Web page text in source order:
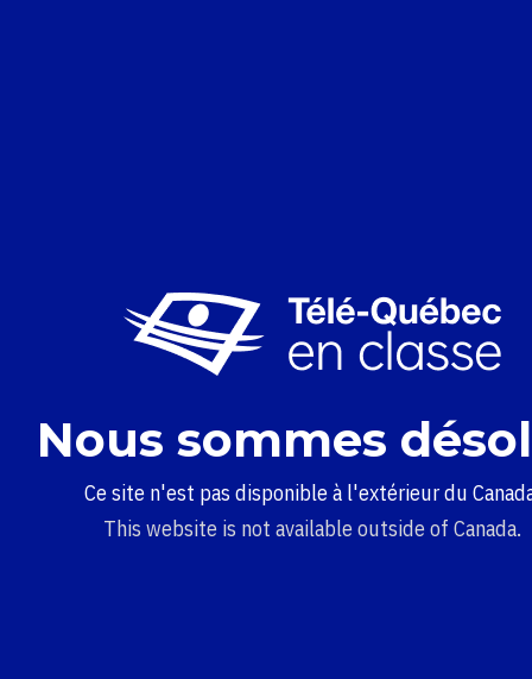
Nous sommes
Ce site n'est pas disponible à l'extérieur du
This website is not available outside of Canada.